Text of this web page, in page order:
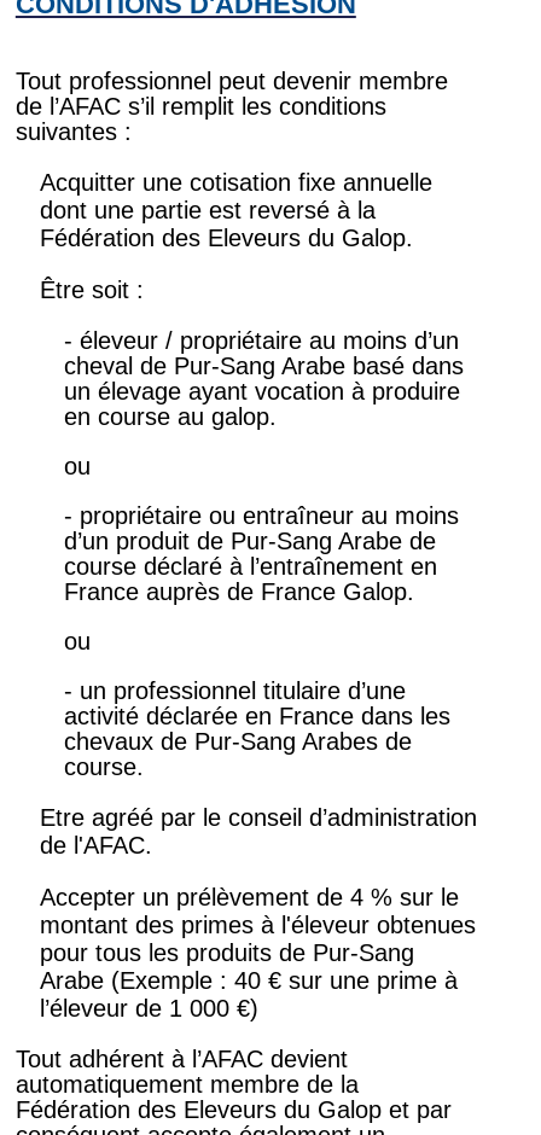
Tout professionnel peut devenir membre
de l’AFAC s’il remplit les conditions
suivantes :
Acquitter une cotisation fixe annuelle
dont une partie est reversé à la
Fédération des Eleveurs du Galop.
Être soit :
- éleveur / propriétaire au moins d’un
cheval de Pur-Sang Arabe basé dans
un élevage ayant vocation à produire
en course au galop.
ou
- propriétaire ou entraîneur au moins
d’un produit de Pur-Sang Arabe de
course déclaré à l’entraînement en
France auprès de France Galop.
ou
- un professionnel titulaire d’une
activité déclarée en France dans les
chevaux de Pur-Sang Arabes de
course.
Etre agréé par le conseil d’administration
de l'AFAC.
Accepter un prélèvement de 4 % sur le
montant des primes à l'éleveur obtenues
pour tous les produits de Pur-Sang
Arabe (Exemple : 40 € sur une prime à
l’éleveur de 1 000 €)
Tout adhérent à l’AFAC devient
automatiquement membre de la
Fédération des Eleveurs du Galop et par